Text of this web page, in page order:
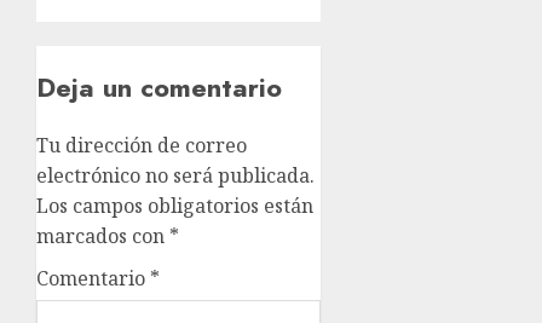
Deja un comentario
Tu dirección de correo
electrónico no será publicada.
Los campos obligatorios están
marcados con *
Comentario *